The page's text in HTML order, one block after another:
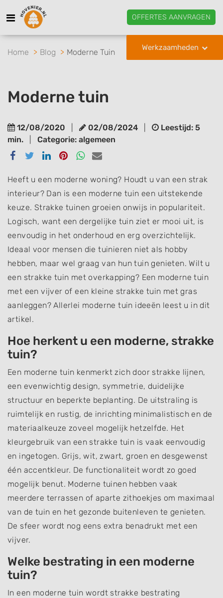
OFFERTES AANVRAGEN
Werkzaamheden
Home Blog Moderne Tuin
Moderne tuin
12/08/2020 02/08/2024
Leestijd: 5
min.
Categorie: algemeen
Delen
Facebook
Delen
Twitter
Delen
Linkedin
Delen
Pinterest
Delen
Whatsapp
Delen
email
Heeft u een moderne woning? Houdt u van een strak
interieur? Dan is een moderne tuin een uitstekende
keuze. Strakke tuinen groeien onwijs in populariteit.
Logisch, want een dergelijke tuin ziet er mooi uit, is
eenvoudig in het onderhoud en erg overzichtelijk.
Ideaal voor mensen die tuinieren niet als hobby
hebben, maar wel graag van hun tuin genieten. Wilt u
een strakke tuin met overkapping? Een moderne tuin
met een vijver of een kleine strakke tuin met gras
aanleggen? Allerlei moderne tuin ideeën leest u in dit
artikel.
Hoe herkent u een moderne, strakke
tuin?
Een moderne tuin kenmerkt zich door strakke lijnen,
een evenwichtig design, symmetrie, duidelijke
structuur en beperkte beplanting. De uitstraling is
ruimtelijk en rustig, de inrichting minimalistisch en de
materiaalkeuze zoveel mogelijk hetzelfde. Het
kleurgebruik van een strakke tuin is vaak eenvoudig
en ingetogen. Grijs, wit, zwart, groen en desgewenst
één accentkleur. De functionaliteit wordt zo goed
mogelijk benut. Moderne tuinen hebben vaak
meerdere terrassen of aparte zithoekjes om maximaal
van de tuin en het gezonde buitenleven te genieten.
De sfeer wordt nog eens extra benadrukt met een
vijver.
Welke bestrating in een moderne
tuin?
In een moderne tuin wordt strakke bestrating